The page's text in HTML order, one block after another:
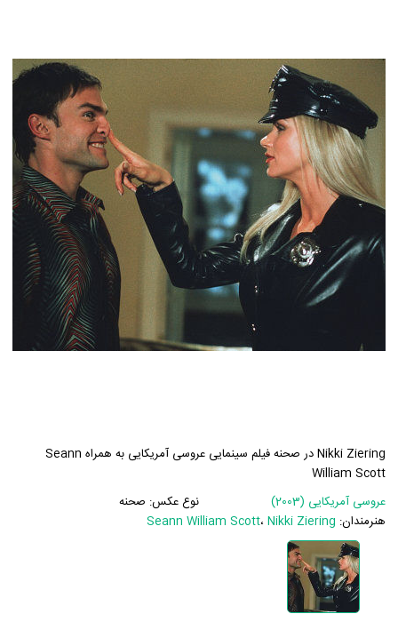
Nikki Ziering در صحنه فیلم سینمایی عروسی آمریکایی به همراه Seann
William Scott
عروسی آمریکایی (2003)
نوع عکس: صحنه
هنرمندان:
Seann William Scott، Nikki Ziering